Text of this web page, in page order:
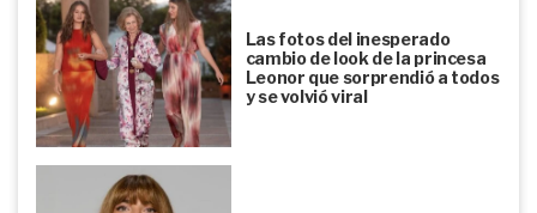
Las fotos del inesperado
cambio de look de la princesa
Leonor que sorprendió a todos
y se volvió viral